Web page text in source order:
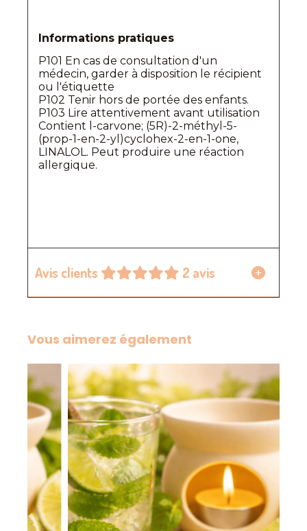
Informations pratiques
P101 En cas de consultation d'un
médecin, garder à disposition le récipient
ou l'étiquette
P102 Tenir hors de portée des enfants.
P103 Lire attentivement avant utilisation
Contient l-carvone; (5R)-2-méthyl-5-
(prop-1-en-2-yl)cyclohex-2-en-1-one,
LINALOL. Peut produire une réaction
allergique.
Avis clients 2 avis
Vous aimerez également